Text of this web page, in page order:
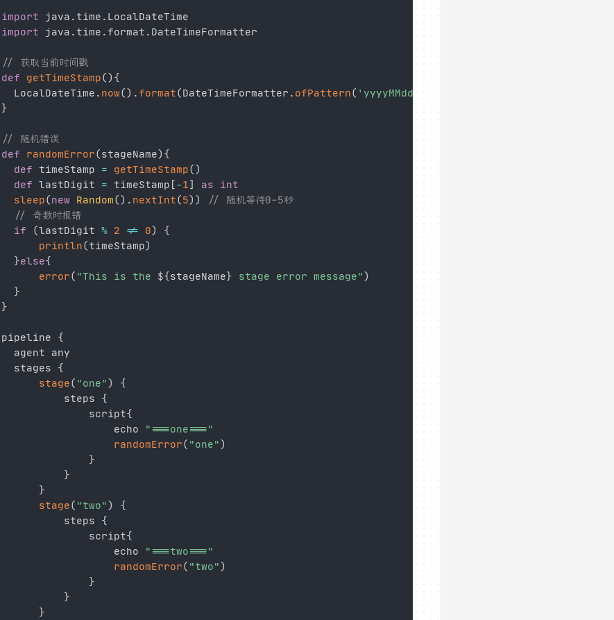
import java .time .
import java .time . format . DateTimeFormatter
// 获取当前时间戳
def
getTimeStamp() {
  LocalDateTime
. now() .format(DateTimeFormatter . ofPattern( 'yyyyMMddHHmmss'
}
// 随机错误
def
randomError(stageName) {
def timeStamp = getTimeStamp()
def lastDigit = timeStamp [-1] as
int
sleep(new Random() . nextInt(5) )
// 随机等待0-5秒
// 奇数时报错
if
(lastDigit % 2 != 0)
{
println(timeStamp)
}else{
error( "This is the ${stageName} stage error message")
}
}
pipeline {
  agent any
  stages
{
stage( "one")
{
		  steps
{
			  script
{
				  echo
"===one==="
randomError( "one")
}
}
}
stage( "two")
{
		  steps
{
			  script
{
				  echo
"===two==="
randomError( "two")
}
}
}